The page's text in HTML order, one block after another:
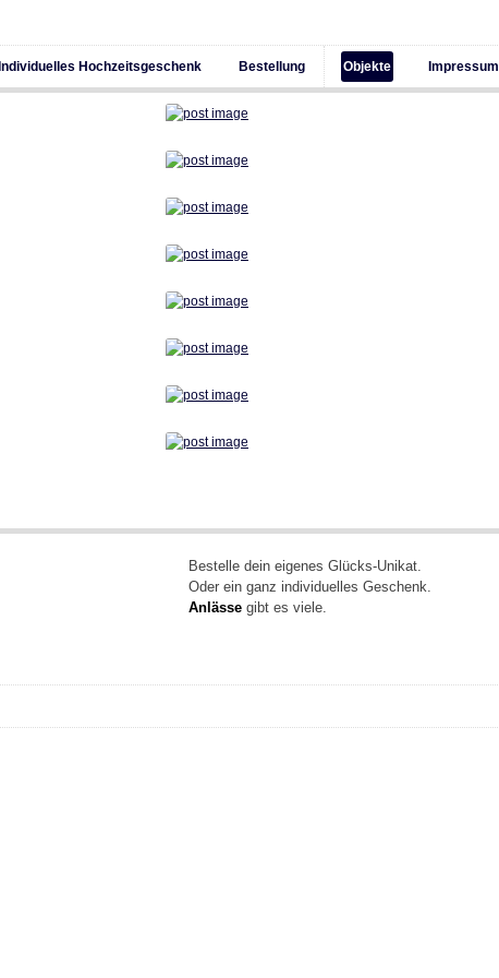
Individuelles Hochzeitsgeschenk Bestellung Objekte Impressum
Bestelle dein eigenes Glücks-Unikat.
Oder ein ganz individuelles Geschenk.
Anlässe gibt es viele.